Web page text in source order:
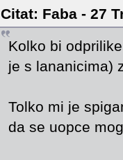
Citat: Faba - 27
Kolko bi
je s lananicima)
Tolko mi je
da se uopce